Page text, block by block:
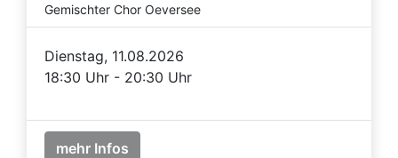
Gemischter Chor Oeversee
Dienstag, 11.08.2026
18:30 Uhr - 20:30 Uhr
mehr Infos